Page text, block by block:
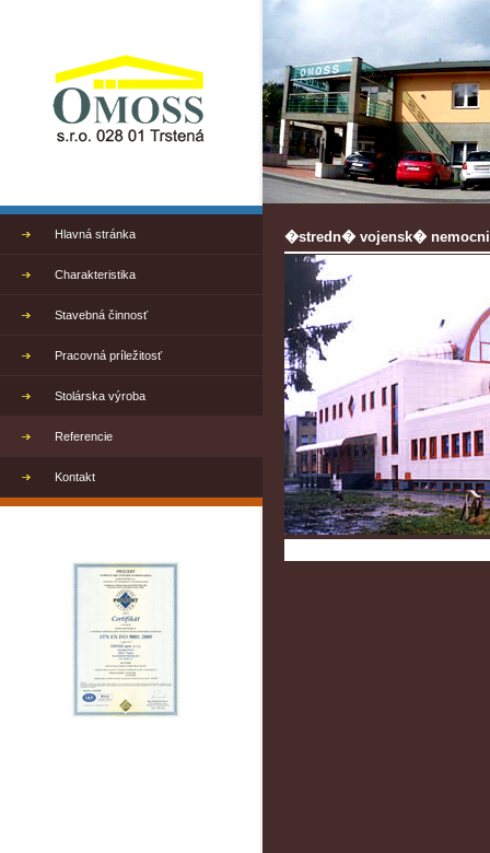
Hlavná stránka
Charakteristika
Stavebná činnosť
Pracovná príležitosť
Stolárska výroba
Referencie
Kontakt
�stredn� vojensk�